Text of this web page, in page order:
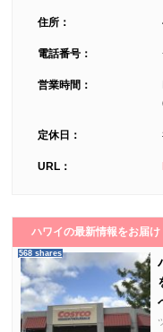
住所：
電話番号：
営業時間：
定休日：
URL：
ハワイの最新情報をお届
568 shares